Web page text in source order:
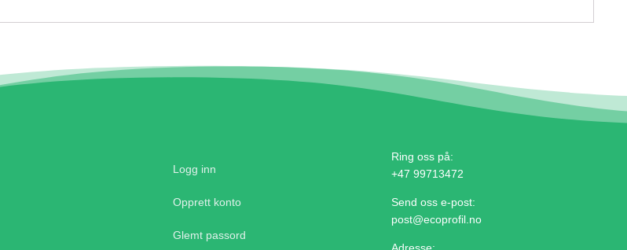
Logg inn
Opprett konto
Glemt passord
Ring oss på:
+47 99713472
Send oss e-post:
post@ecoprofil.no
Adresse: